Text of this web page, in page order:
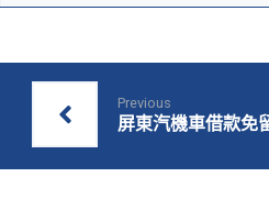
Previous
屏東汽機車借款免